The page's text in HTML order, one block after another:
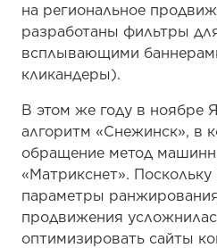
на региональное
разработаны фильтры
всплывающими
кликандеры).
В этом же году в ноябре
алгоритм «Снежинск», в
обращение метод
«Матрикснет».
параметры
продвижения
оптимизировать сайты